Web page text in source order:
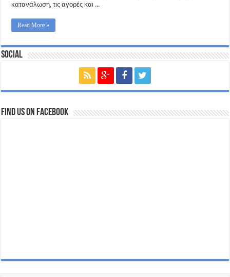
κατανάλωση, τις αγορές και ...
Read More »
Social
Find us on Facebook